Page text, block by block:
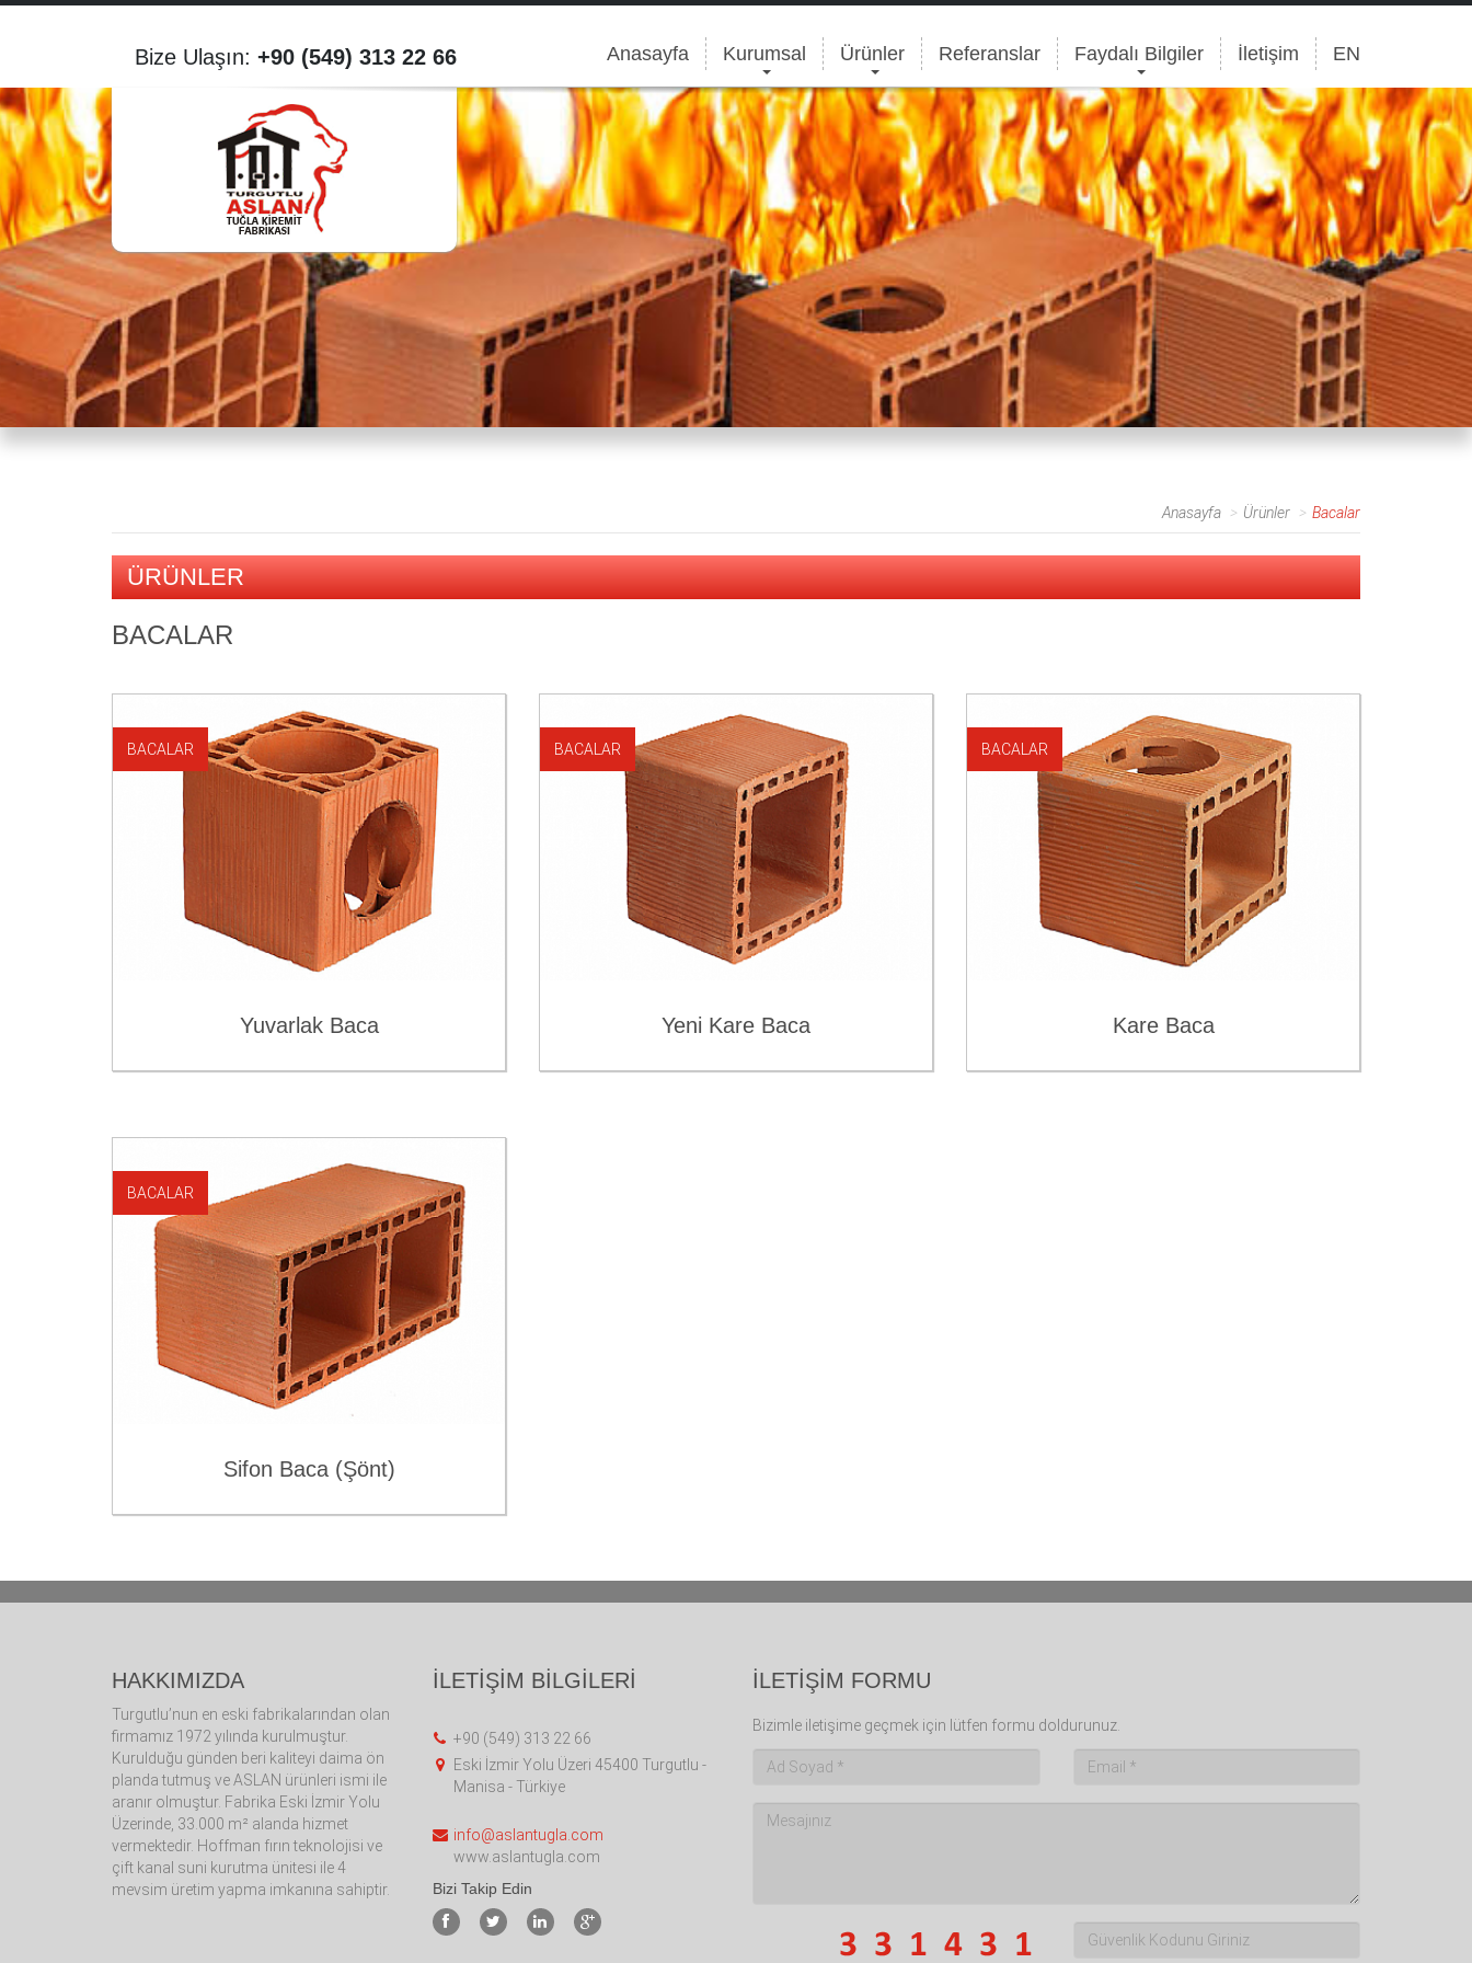
Bize Ulaşın: +90 (549) 313 22 66 Anasayfa Kurumsal Ürünler Referanslar Faydalı Bilgiler İletişim EN
Anasayfa Ürünler Bacalar
ÜRÜNLER
BACALAR
BACALAR
Yuvarlak Baca
BACALAR
Yeni Kare Baca
BACALAR
Kare Baca
BACALAR
Sifon Baca (Şönt)
HAKKIMIZDA
Turgutlu’nun en eski fabrikalarından olan
firmamız 1972 yılında kurulmuştur.
Kurulduğu günden beri kaliteyi daima ön
planda tutmuş ve ASLAN ürünleri ismi ile
aranır olmuştur. Fabrika Eski İzmir Yolu
Üzerinde, 33.000 m² alanda hizmet
vermektedir. Hoffman fırın teknolojisi ve
çift kanal suni kurutma ünitesi ile 4
mevsim üretim yapma imkanına sahiptir.
İLETİŞİM BİLGİLERİ
+90 (549) 313 22 66
Eski İzmir Yolu Üzeri 45400 Turgutlu -
Manisa - Türkiye
info@aslantugla.com
www.aslantugla.com
Bizi Takip Edin
İLETİŞİM FORMU
Bizimle iletişime geçmek için lütfen formu doldurunuz.